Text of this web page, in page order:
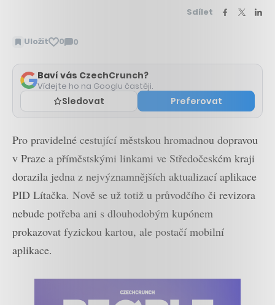
Sdílet
Uložit 0 0
Zobrazit
Baví vás CzechCrunch?
Vídejte ho na Googlu častěji.
Sledovat Preferovat
Pro pravidelné cestující městskou hromadnou dopravou
v Praze a příměstskými linkami ve Středočeském kraji
dorazila jedna z nejvýznamnějších aktualizací aplikace
PID Lítačka. Nově se už totiž u průvodčího či revizora
nebude potřeba ani s dlouhodobým kupónem
prokazovat fyzickou kartou, ale postačí mobilní
aplikace.